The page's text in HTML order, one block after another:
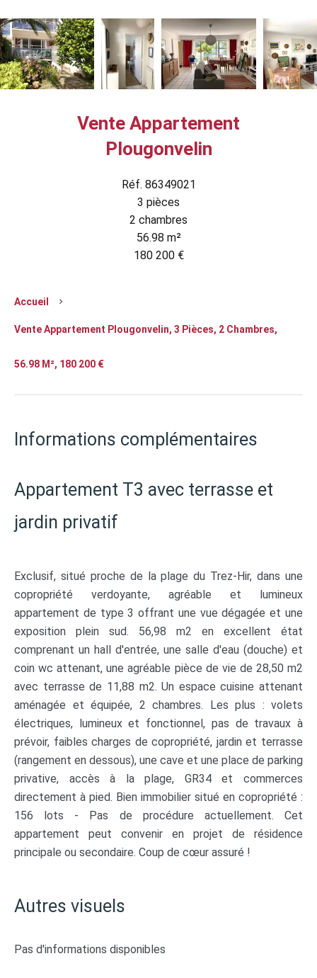
Vente Appartement
Plougonvelin
Réf. 86349021
3 pièces
2 chambres
56.98 m²
180 200 €
Accueil
Vente Appartement Plougonvelin, 3 Pièces, 2 Chambres,
56.98 M², 180 200 €
Informations complémentaires
Appartement T3 avec terrasse et
jardin privatif
Exclusif, situé proche de la plage du Trez-Hir, dans une
copropriété verdoyante, agréable et lumineux
appartement de type 3 offrant une vue dégagée et une
exposition plein sud. 56,98 m2 en excellent état
comprenant un hall d'entrée, une salle d'eau (douche) et
coin wc attenant, une agréable pièce de vie de 28,50 m2
avec terrasse de 11,88 m2. Un espace cuisine attenant
aménagée et équipée, 2 chambres. Les plus : volets
électriques, lumineux et fonctionnel, pas de travaux à
prévoir, faibles charges de copropriété, jardin et terrasse
(rangement en dessous), une cave et une place de parking
privative, accès à la plage, GR34 et commerces
directement à pied. Bien immobilier situé en copropriété :
156 lots - Pas de procédure actuellement. Cet
appartement peut convenir en projet de résidence
principale ou secondaire. Coup de cœur assuré !
Autres visuels
Pas d'informations disponibles